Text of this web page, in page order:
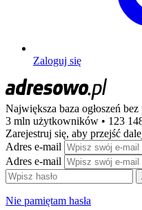
Zaloguj się
Największa baza ogłoszeń bez
3 mln użytkowników • 123
Zarejestruj się, aby przejść
Adres e-mail
Adres e-mail
Nie pamiętam hasła